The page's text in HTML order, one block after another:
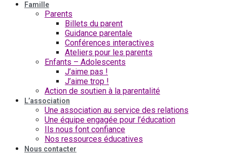
Famille
Parents
Billets du parent
Guidance parentale
Conférences interactives
Ateliers pour les parents
Enfants – Adolescents
J’aime pas !
J’aime trop !
Action de soutien à la parentalité
L’association
Une association au service des relations
Une équipe engagée pour l’éducation
Ils nous font confiance
Nos ressources éducatives
Nous contacter